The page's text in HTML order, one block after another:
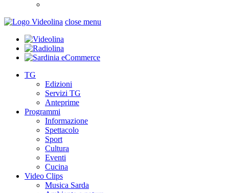
close menu
TG
Edizioni
Servizi TG
Anteprime
Programmi
Informazione
Spettacolo
Sport
Cultura
Eventi
Cucina
Video Clips
Musica Sarda